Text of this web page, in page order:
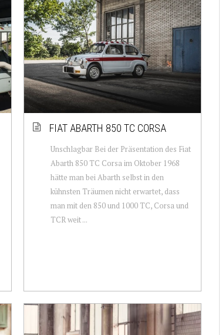
FIAT ABARTH 850 TC CORSA
Unschlagbar Bei der Präsentation des Fiat
Abarth 850 TC Corsa im Oktober 1968
hätte man bei Abarth selbst in den
kühnsten Träumen nicht erwartet, dass
man mit den 850 und 1000 TC, Corsa und
TCR weit ...